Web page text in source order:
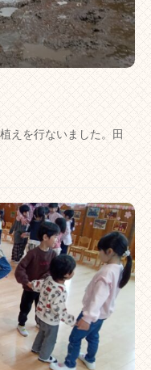
えを行ないました。田